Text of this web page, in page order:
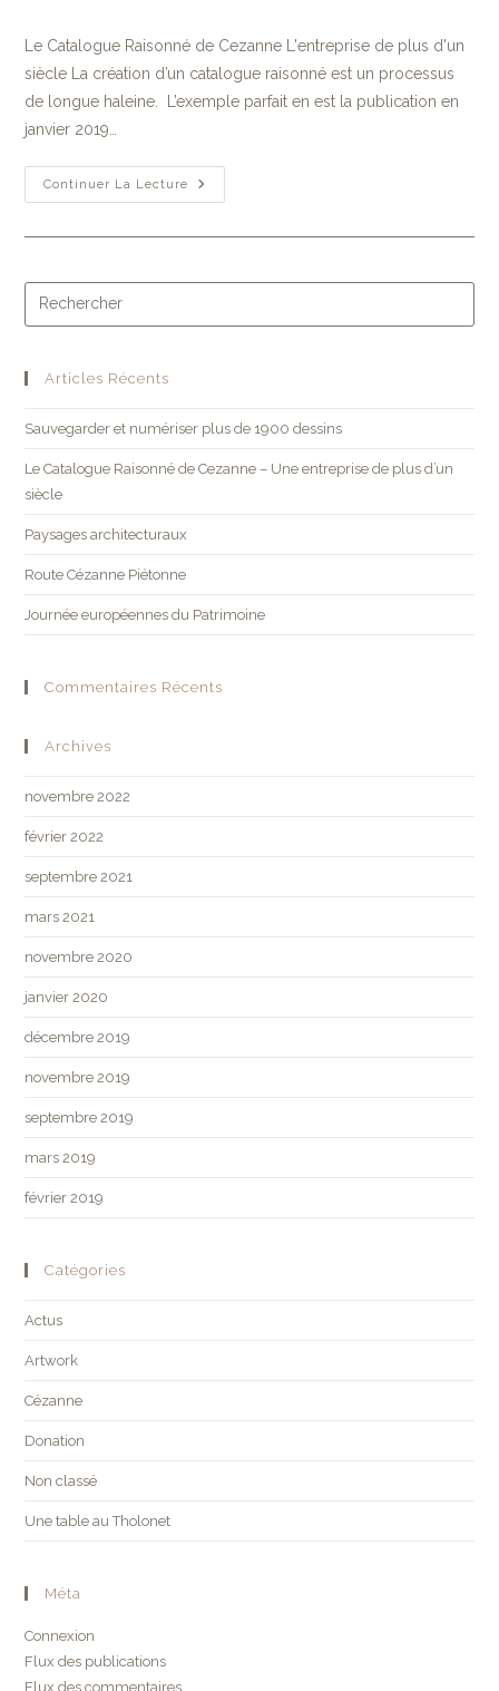
Le Catalogue Raisonné de Cezanne L'entreprise de plus d'un
siècle La création d’un catalogue raisonné est un processus
de longue haleine. L’exemple parfait en est la publication en
janvier 2019…
Continuer La Lecture
Articles Récents
Sauvegarder et numériser plus de 1900 dessins
Le Catalogue Raisonné de Cezanne – Une entreprise de plus d’un
siècle
Paysages architecturaux
Route Cézanne Piétonne
Journée européennes du Patrimoine
Commentaires Récents
Archives
novembre 2022
février 2022
septembre 2021
mars 2021
novembre 2020
janvier 2020
décembre 2019
novembre 2019
septembre 2019
mars 2019
février 2019
Catégories
Actus
Artwork
Cézanne
Donation
Non classé
Une table au Tholonet
Méta
Connexion
Flux des publications
Flux des commentaires